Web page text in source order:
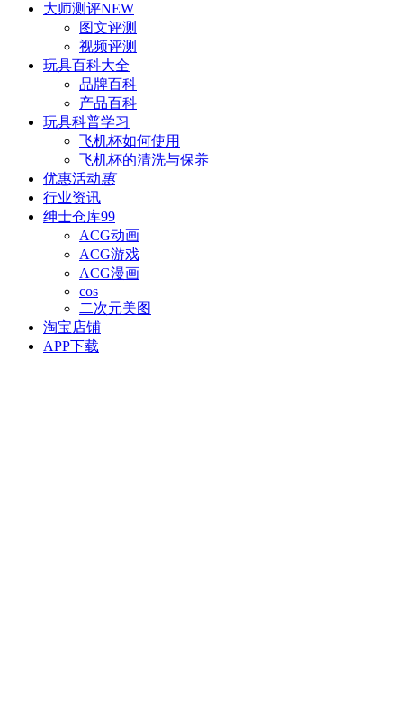
大师测评NEW
图文评测
视频评测
玩具百科大全
品牌百科
产品百科
玩具科普学习
飞机杯如何使用
飞机杯的清洗与保养
优惠活动惠
行业资讯
绅士仓库99
ACG动画
ACG游戏
ACG漫画
cos
二次元美图
淘宝店铺
APP下载